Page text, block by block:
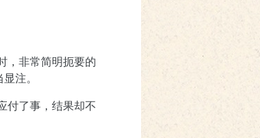
，非常简明扼要的
注。
付了事，结果却不